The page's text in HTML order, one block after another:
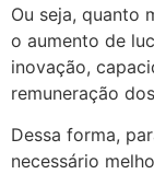
Ou seja, quanto
o aumento de
inovação,
remuneração
Dessa forma,
necessário